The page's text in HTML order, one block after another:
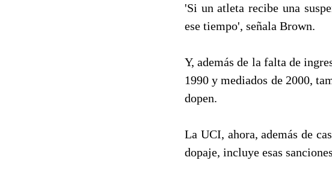
'Si un atleta recibe una
ese tiempo', señala Brown.
Y, además de la falta de
1990 y mediados de 2000,
dopen.
La UCI, ahora, además de
dopaje, incluye esas